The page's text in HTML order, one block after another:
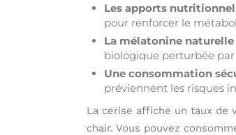
Les apports
pour renforcer le
La mélatonine naturelle
biologique perturbée
Une consommation
préviennent les risques
La cerise affiche un taux de
chair. Vous pouvez